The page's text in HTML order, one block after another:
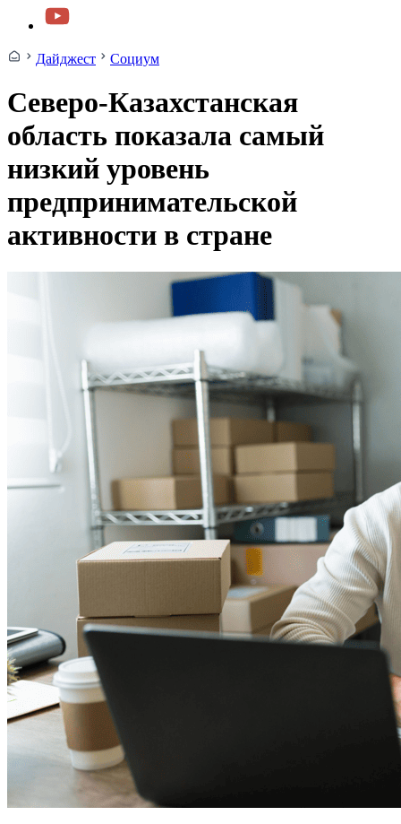
Дайджест Социум
Северо-Казахстанская
область показала самый
низкий уровень
предпринимательской
активности в стране